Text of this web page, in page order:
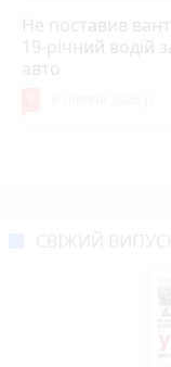
Не поставив
19-річний водій
авто